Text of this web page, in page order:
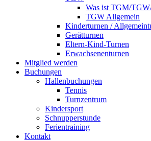
Was ist TGM/
TGW Allgemein
Kinderturnen /
Gerätturnen
Eltern-Kind-Turnen
Erwachsenenturnen
Mitglied werden
Buchungen
Hallenbuchungen
Tennis
Turnzentrum
Kindersport
Schnupperstunde
Ferientraining
Kontakt